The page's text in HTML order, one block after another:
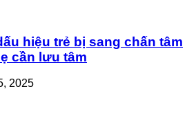
hiệu trẻ bị sang chấn tâm
cần lưu tâm
2025